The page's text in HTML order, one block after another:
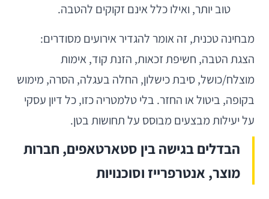
טוב יותר, ואילו כלל אינם זקוקים להטבה.
מבחינה טכנית, זה אומר להגדיר אירועים מסודרים:
הצגת הטבה, חשיפת זכאות, הזנת קוד, אימות
מוצלח/כושל, סיבת כישלון, החלה בעגלה, הסרה, מימוש
בקופה, ביטול או החזר. בלי טלמטריה כזו, כל דיון עסקי
על יעילות מבצעים מבוסס על תחושות בטן.
הבדלים בגישה בין סטארטאפים, חברות
מוצר, אנטרפרייז וסוכנויות